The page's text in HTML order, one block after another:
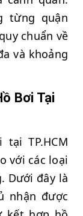
từng quận
chuẩn về
và khoảng
Bơi Tại
TP.HCM
với các loại
Dưới đây là
nhận được